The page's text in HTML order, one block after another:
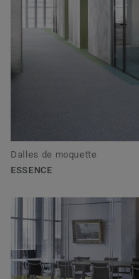
Dalles de moquette
ESSENCE